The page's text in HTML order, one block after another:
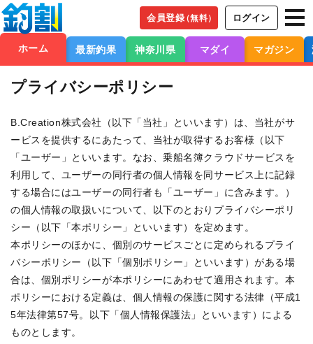
会員登録（無料） ログイン
ホーム 最新釣果 神奈川県 マダイ マガジン
プライバシーポリシー
B.Creation株式会社（以下「当社」といいます）は、当社がサ
ービスを提供するにあたって、当社が取得するお客様（以下
「ユーザー」といいます。なお、乗船名簿クラウドサービスを
利用して、ユーザーの同行者の個人情報を同サービス上に記録
する場合にはユーザーの同行者も「ユーザー」に含みます。）
の個人情報の取扱いについて、以下のとおりプライバシーポリ
シー（以下「本ポリシー」といいます）を定めます。
本ポリシーのほかに、個別のサービスごとに定められるプライ
バシーポリシー（以下「個別ポリシー」といいます）がある場
合は、個別ポリシーが本ポリシーにあわせて適用されます。本
ポリシーにおける定義は、個人情報の保護に関する法律（平成1
5年法律第57号。以下「個人情報保護法」といいます）による
ものとします。